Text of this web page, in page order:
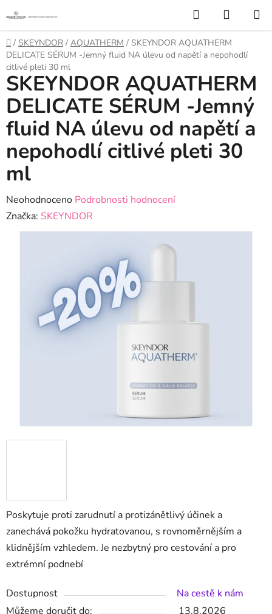
na
obsah
Hledat
KOŠÍK
Domů
/ SKEYNDOR / AQUATHERM / SKEYNDOR AQUATHERM
DELICATE SÉRUM -Jemný fluid NA úlevu od napětí a nepohodlí
citlivé pleti 30 ml
Poskytuje proti zarudnutí a protizánětlivý účinek a
zanechává pokožku hydratovanou, s rovnoměrnějším a
klidnějším vzhledem. Je nezbytný pro cestování a pro
extrémní podnebí
Dostupnost
Na cestě k nám
Můžeme doručit do:
13.8.2026
SKEYNDOR AQUATHERM
DELICATE SÉRUM -Jemný
fluid NA úlevu od napětí a
nepohodlí citlivé pleti 30
ml
Průměrné
hodnocení
produktu
hvězdiček.
Neohodnoceno Podrobnosti hodnocení
Značka: SKEYNDOR